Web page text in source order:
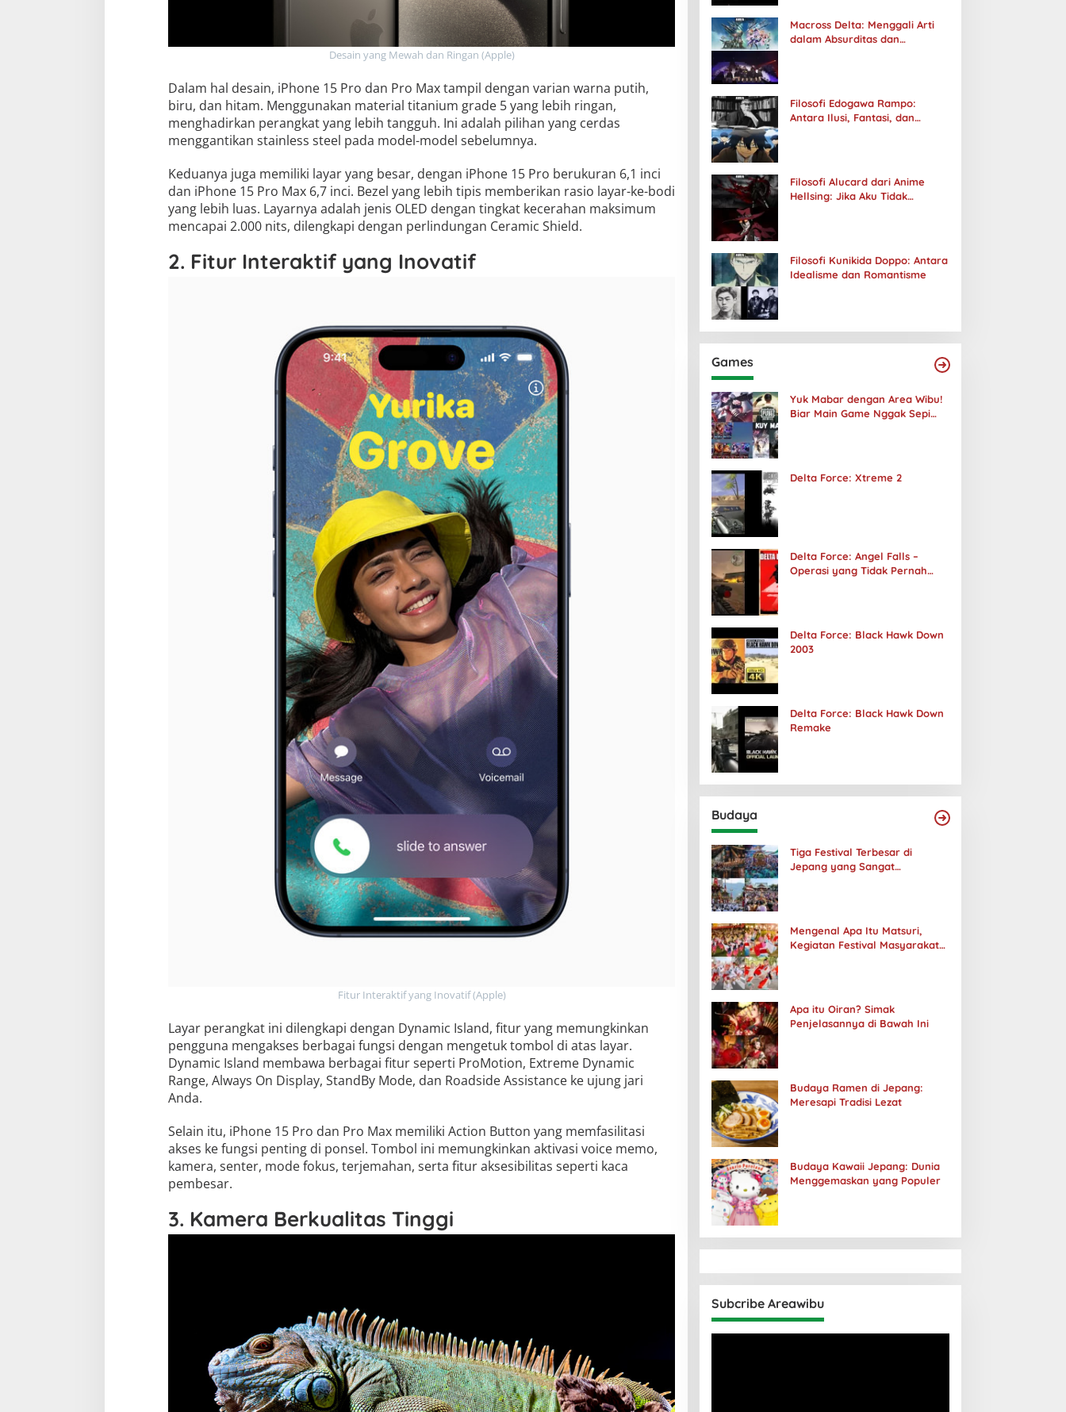
Desain yang Mewah dan Ringan (Apple)
Dalam hal desain, iPhone 15 Pro dan Pro Max tampil dengan varian warna putih,
biru, dan hitam. Menggunakan material titanium grade 5 yang lebih ringan,
menghadirkan perangkat yang lebih tangguh. Ini adalah pilihan yang cerdas
menggantikan stainless steel pada model-model sebelumnya.
Keduanya juga memiliki layar yang besar, dengan iPhone 15 Pro berukuran 6,1 inci
dan iPhone 15 Pro Max 6,7 inci. Bezel yang lebih tipis memberikan rasio layar-ke-bodi
yang lebih luas. Layarnya adalah jenis OLED dengan tingkat kecerahan maksimum
mencapai 2.000 nits, dilengkapi dengan perlindungan Ceramic Shield.
2. Fitur Interaktif yang Inovatif
Fitur Interaktif yang Inovatif (Apple)
Layar perangkat ini dilengkapi dengan Dynamic Island, fitur yang memungkinkan
pengguna mengakses berbagai fungsi dengan mengetuk tombol di atas layar.
Dynamic Island membawa berbagai fitur seperti ProMotion, Extreme Dynamic
Range, Always On Display, StandBy Mode, dan Roadside Assistance ke ujung jari
Anda.
Selain itu, iPhone 15 Pro dan Pro Max memiliki Action Button yang memfasilitasi
akses ke fungsi penting di ponsel. Tombol ini memungkinkan aktivasi voice memo,
kamera, senter, mode fokus, terjemahan, serta fitur aksesibilitas seperti kaca
pembesar.
3. Kamera Berkualitas Tinggi
Macross Delta: Menggali Arti
dalam Absurditas dan
Filosofi Edogawa Rampo:
Antara Ilusi, Fantasi, dan
Filosofi Alucard dari Anime
Hellsing: Jika Aku Tidak
Filosofi Kunikida Doppo: Antara
Idealisme dan Romantisme
Games
Yuk Mabar dengan Area Wibu!
Biar Main Game Nggak Sepi
Delta Force: Xtreme 2
Delta Force: Angel Falls –
Operasi yang Tidak Pernah
Delta Force: Black Hawk Down
2003
Delta Force: Black Hawk Down
Remake
Budaya
Tiga Festival Terbesar di
Jepang yang Sangat
Mengenal Apa Itu Matsuri,
Kegiatan Festival Masyarakat
Apa itu Oiran? Simak
Penjelasannya di Bawah Ini
Budaya Ramen di Jepang:
Meresapi Tradisi Lezat
Budaya Kawaii Jepang: Dunia
Menggemaskan yang Populer
Subcribe Areawibu